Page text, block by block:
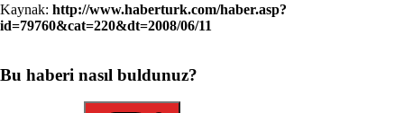
Kaynak: http://www.haberturk.com/haber.asp?
id=79760&cat=220&dt=2008/06/11
Bu haberi nasıl buldunuz?